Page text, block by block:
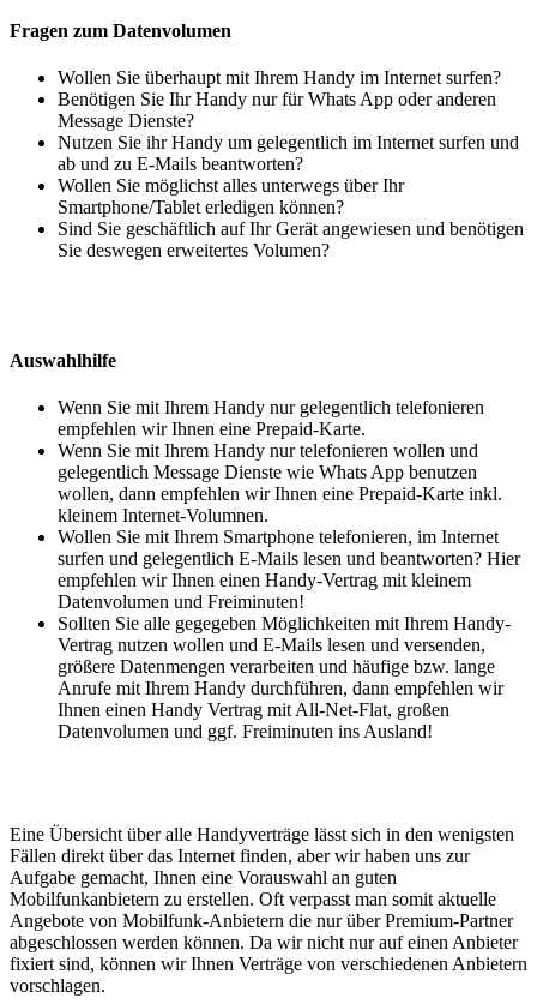
Fragen zum Datenvolumen
Wollen Sie überhaupt mit Ihrem Handy im Internet surfen?
Benötigen Sie Ihr Handy nur für Whats App oder anderen
Message Dienste?
Nutzen Sie ihr Handy um gelegentlich im Internet surfen und
ab und zu E-Mails beantworten?
Wollen Sie möglichst alles unterwegs über Ihr
Smartphone/Tablet erledigen können?
Sind Sie geschäftlich auf Ihr Gerät angewiesen und benötigen
Sie deswegen erweitertes Volumen?
Auswahlhilfe
Wenn Sie mit Ihrem Handy nur gelegentlich telefonieren
empfehlen wir Ihnen eine Prepaid-Karte.
Wenn Sie mit Ihrem Handy nur telefonieren wollen und
gelegentlich Message Dienste wie Whats App benutzen
wollen, dann empfehlen wir Ihnen eine Prepaid-Karte inkl.
kleinem Internet-Volumnen.
Wollen Sie mit Ihrem Smartphone telefonieren, im Internet
surfen und gelegentlich E-Mails lesen und beantworten? Hier
empfehlen wir Ihnen einen Handy-Vertrag mit kleinem
Datenvolumen und Freiminuten!
Sollten Sie alle gegegeben Möglichkeiten mit Ihrem Handy-
Vertrag nutzen wollen und E-Mails lesen und versenden,
größere Datenmengen verarbeiten und häufige bzw. lange
Anrufe mit Ihrem Handy durchführen, dann empfehlen wir
Ihnen einen Handy Vertrag mit All-Net-Flat, großen
Datenvolumen und ggf. Freiminuten ins Ausland!
Eine Übersicht über alle Handyverträge lässt sich in den wenigsten
Fällen direkt über das Internet finden, aber wir haben uns zur
Aufgabe gemacht, Ihnen eine Vorauswahl an guten
Mobilfunkanbietern zu erstellen. Oft verpasst man somit aktuelle
Angebote von Mobilfunk-Anbietern die nur über Premium-Partner
abgeschlossen werden können. Da wir nicht nur auf einen Anbieter
fixiert sind, können wir Ihnen Verträge von verschiedenen Anbietern
vorschlagen.